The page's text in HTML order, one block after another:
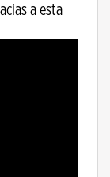
a esta